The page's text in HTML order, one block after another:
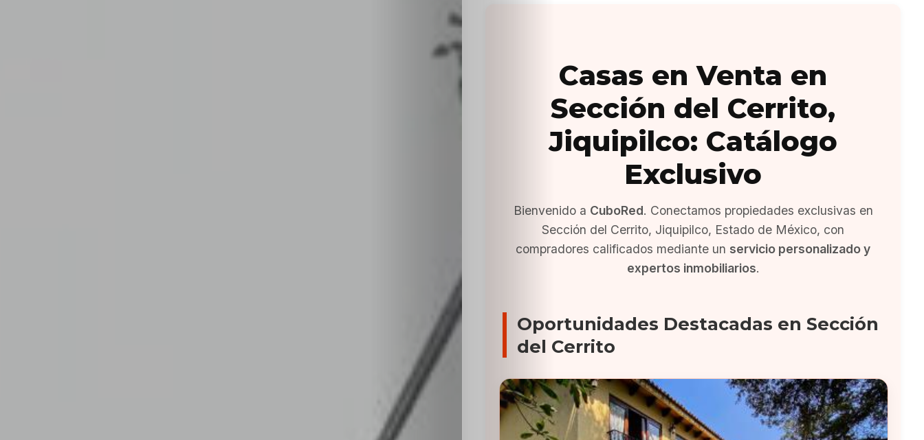
Casas en Venta en
Sección del Cerrito,
Jiquipilco: Catálogo
Exclusivo
Bienvenido a CuboRed. Conectamos propiedades exclusivas en
Sección del Cerrito, Jiquipilco, Estado de México, con
compradores calificados mediante un servicio personalizado y
expertos inmobiliarios.
Oportunidades Destacadas en Sección
del Cerrito